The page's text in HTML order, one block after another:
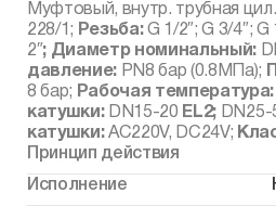
Муфтовый, внутр. трубная
228/1; Резьба:G 1/2″; G 3/4″; G
2″;Диаметр номинальный:
давление: PN8 бар (0.8МПа);
8 бар; Рабочая температура:
катушки: DN15-20 EL2; DN25-
катушки:AC220V, DC24V;
Принцип действия
Исполнение